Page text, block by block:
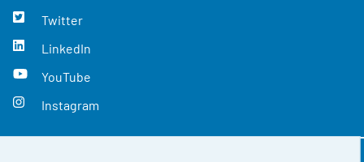
Twitter
LinkedIn
YouTube
Instagram